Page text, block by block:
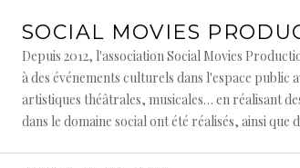
contenu
principal
SOCIAL MOVIES
Depuis 2012, l'association Social Movies
à des événements culturels dans l'espace public
artistiques théâtrales, musicales… en réalisant
dans le domaine social ont été réalisés, ainsi